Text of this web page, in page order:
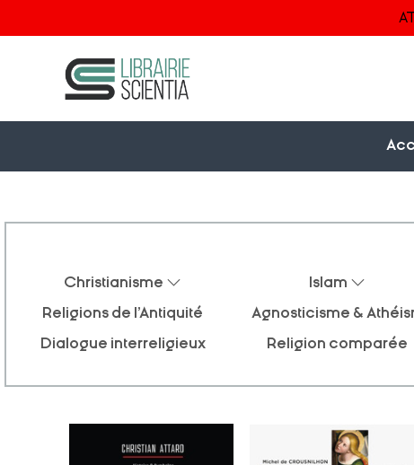
Christianisme Islam
Religions de l'Antiquité
Agnosticisme &
Dialogue interreligieux
Religion comparée